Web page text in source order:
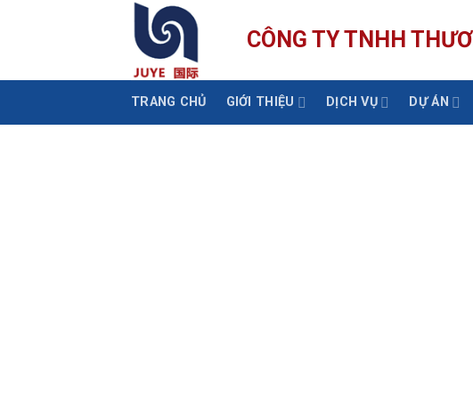
CÔNG TY TNHH
TRANG CHỦ GIỚI THIỆU DỊCH VỤ DỰ ÁN